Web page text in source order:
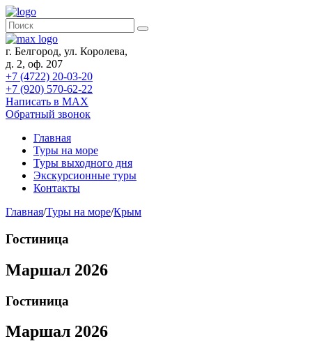
г. Белгород, ул. Королева,
д. 2, оф. 207
+7 (4722) 20-03-20
+7 (920) 570-62-22
Написать в MAX
Обратный звонок
Главная
Туры на море
Туры выходного дня
Экскурсионные туры
Контакты
Главная/Туры на море/Крым
Гостиница
Маршал 2026
Гостиница
Маршал 2026